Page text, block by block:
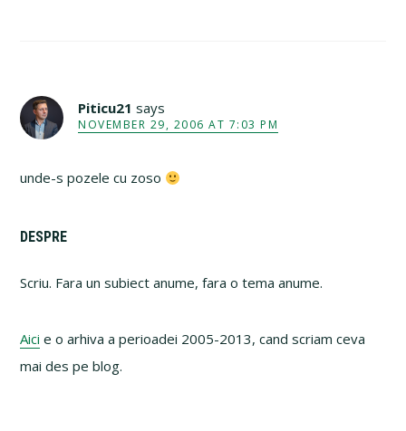
Piticu21 says
NOVEMBER 29, 2006 AT 7:03 PM
unde-s pozele cu zoso
Primary
Sidebar
DESPRE
Scriu. Fara un subiect anume, fara o tema anume.
Aici e o arhiva a perioadei 2005-2013, cand scriam ceva
mai des pe blog.